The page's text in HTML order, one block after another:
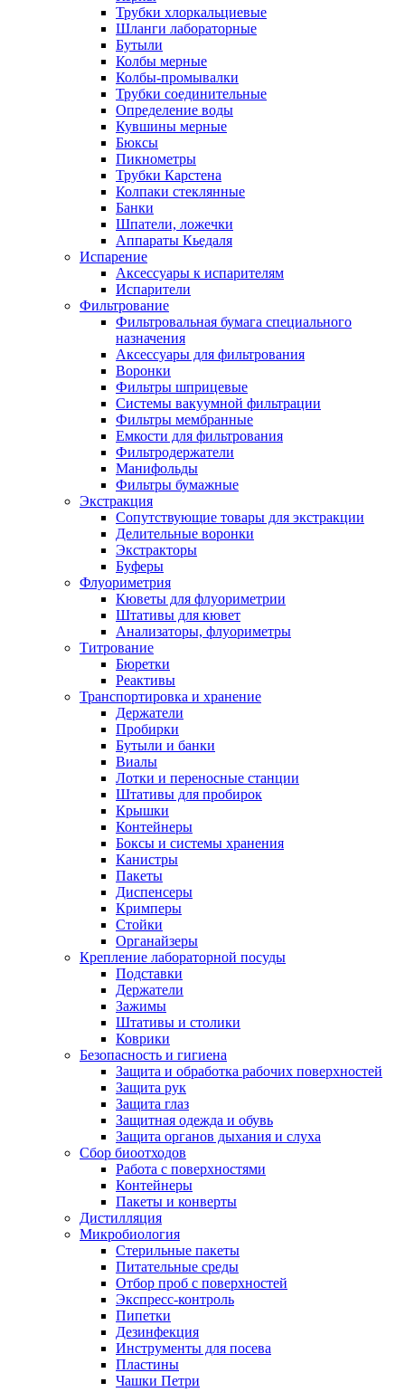
Трубки хлоркальциевые
Шланги лабораторные
Бутыли
Колбы мерные
Колбы-промывалки
Трубки соединительные
Определение воды
Кувшины мерные
Бюксы
Пикнометры
Трубки Карстена
Колпаки стеклянные
Банки
Шпатели, ложечки
Аппараты Кьедаля
Испарение
Аксессуары к испарителям
Испарители
Фильтрование
Фильтровальная бумага специального
назначения
Аксессуары для фильтрования
Воронки
Фильтры шприцевые
Системы вакуумной фильтрации
Фильтры мембранные
Емкости для фильтрования
Фильтродержатели
Манифольды
Фильтры бумажные
Экстракция
Сопутствующие товары для экстракции
Делительные воронки
Экстракторы
Буферы
Флуориметрия
Кюветы для флуориметрии
Штативы для кювет
Анализаторы, флуориметры
Титрование
Бюретки
Реактивы
Транспортировка и хранение
Держатели
Пробирки
Бутыли и банки
Виалы
Лотки и переносные станции
Штативы для пробирок
Крышки
Контейнеры
Боксы и системы хранения
Канистры
Пакеты
Диспенсеры
Кримперы
Стойки
Органайзеры
Крепление лабораторной посуды
Подставки
Держатели
Зажимы
Штативы и столики
Коврики
Безопасность и гигиена
Защита и обработка рабочих поверхностей
Защита рук
Защита глаз
Защитная одежда и обувь
Защита органов дыхания и слуха
Сбор биоотходов
Работа с поверхностями
Контейнеры
Пакеты и конверты
Дистилляция
Микробиология
Стерильные пакеты
Питательные среды
Отбор проб с поверхностей
Экспресс-контроль
Пипетки
Дезинфекция
Инструменты для посева
Пластины
Чашки Петри